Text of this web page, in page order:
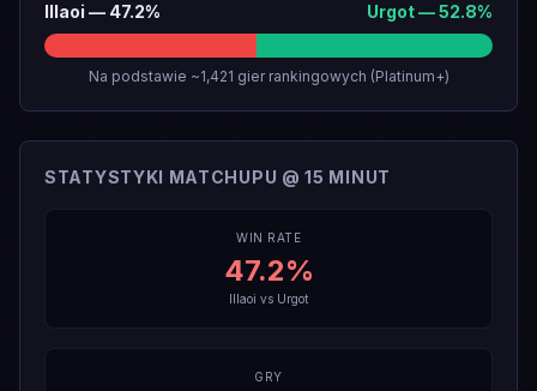
Illaoi — 47.2% Urgot—52.8%
Na podstawie ~1,421 gier rankingowych (Platinum+)
STATYSTYKI MATCHUPU @ 15 MINUT
WIN RATE
47.2%
Illaoi vs Urgot
GRY